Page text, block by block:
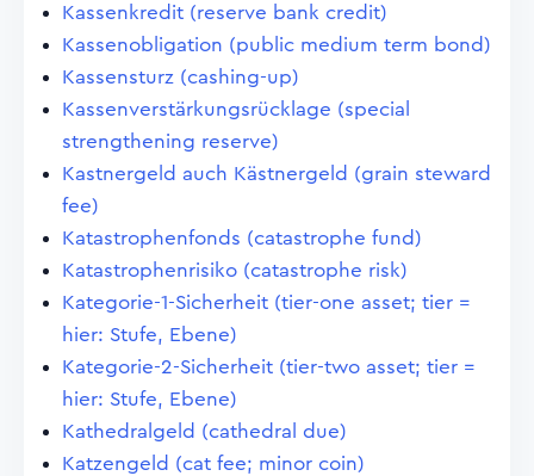
Kassenkredit (reserve bank credit)
Kassenobligation (public medium term bond)
Kassensturz (cashing-up)
Kassenverstärkungsrücklage (special
strengthening reserve)
Kastnergeld auch Kästnergeld (grain steward
fee)
Katastrophenfonds (catastrophe fund)
Katastrophenrisiko (catastrophe risk)
Kategorie-1-Sicherheit (tier-one asset; tier =
hier: Stufe, Ebene)
Kategorie-2-Sicherheit (tier-two asset; tier =
hier: Stufe, Ebene)
Kathedralgeld (cathedral due)
Katzengeld (cat fee; minor coin)